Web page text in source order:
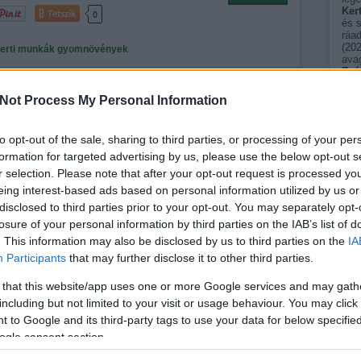
Process My Personal Information
opt-out of the sale, sharing to third parties, or processing of your
for targeted advertising by us, please use the below opt-out
selection. Please note that after your opt-out request is processed
interest-based ads based on personal information utilized by us
to third parties prior to your opt-out. You may separately
of your personal information by third parties on the IAB’s list of
This information may also be disclosed by us to third parties on the
Participants that may further disclose it to other third parties.
that this website/app uses one or more Google services and may
but not limited to your visit or usage behaviour. You may
to Google and its third-party tags to use your data for below
consent section.
Tetszik 0
munkák gyomnövények
egyelőre nem sok jóval kecsegtet, egy kis kerti ténykedés
majd a hétvégén.- Ha eddig még nem tettük, a
ideje elkezdeni! Lassan nem ússzuk meg az első
trágyázást. Fűnyíráskor ügyeljünk arra,…
ELOLVASOM
Tetszik 0
gyomnövények
és
(
(
(